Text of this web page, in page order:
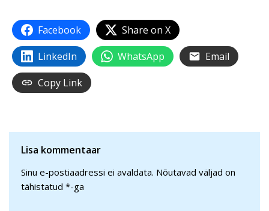
Facebook
Share on X
LinkedIn
WhatsApp
Email
Copy Link
Lisa kommentaar
Sinu e-postiaadressi ei avaldata. Nõutavad väljad on
tähistatud *-ga